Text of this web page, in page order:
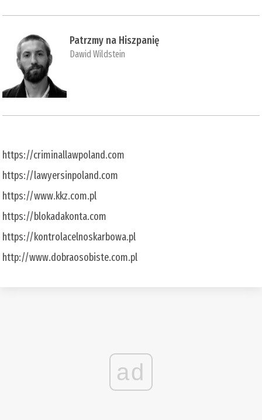
Patrzmy na Hiszpanię
Dawid Wildstein
https://criminallawpoland.com
https://lawyersinpoland.com
https://www.kkz.com.pl
https://blokadakonta.com
https://kontrolacelnoskarbowa.pl
http://www.dobraosobiste.com.pl
ad